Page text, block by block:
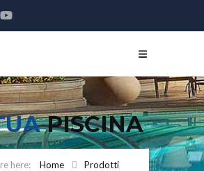
PISCINA
Home
Prodotti